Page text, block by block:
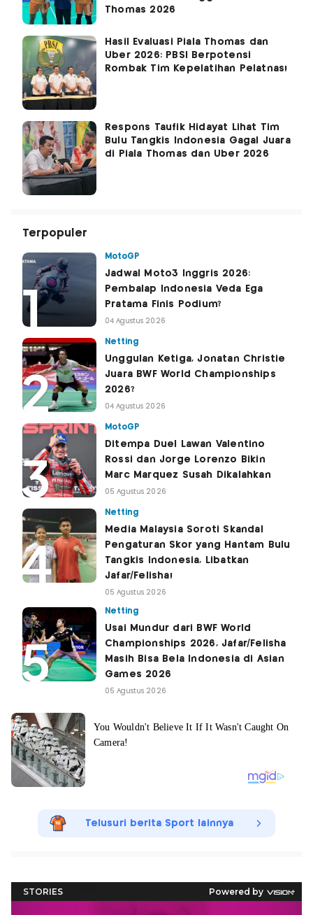
Thomas 2026
Hasil Evaluasi Piala Thomas dan
Uber 2026: PBSI Berpotensi
Rombak Tim Kepelatihan Pelatnas!
Respons Taufik Hidayat Lihat Tim
Bulu Tangkis Indonesia Gagal Juara
di Piala Thomas dan Uber 2026
Terpopuler
MotoGP
Jadwal Moto3 Inggris 2026:
Pembalap Indonesia Veda Ega
Pratama Finis Podium?
04 Agustus 2026
Netting
Unggulan Ketiga, Jonatan Christie
Juara BWF World Championships
2026?
04 Agustus 2026
MotoGP
Ditempa Duel Lawan Valentino
Rossi dan Jorge Lorenzo Bikin
Marc Marquez Susah Dikalahkan
05 Agustus 2026
Netting
Media Malaysia Soroti Skandal
Pengaturan Skor yang Hantam Bulu
Tangkis Indonesia, Libatkan
Jafar/Felisha!
05 Agustus 2026
Netting
Usai Mundur dari BWF World
Championships 2026, Jafar/Felisha
Masih Bisa Bela Indonesia di Asian
Games 2026
05 Agustus 2026
Telusuri berita Sport lainnya